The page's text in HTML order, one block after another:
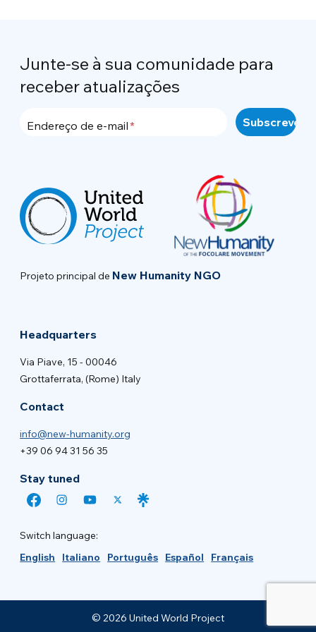
Junte-se à sua comunidade para
receber atualizações
Endereço de e-mail
Projeto principal de New Humanity NGO
Headquarters
Via Piave, 15 - 00046
Grottaferrata, (Rome) Italy
Contact
info@new-humanity.org
+39 06 94 31 56 35
Stay tuned
Switch language:
English
Italiano Português Español Français
© 2026 United World Project